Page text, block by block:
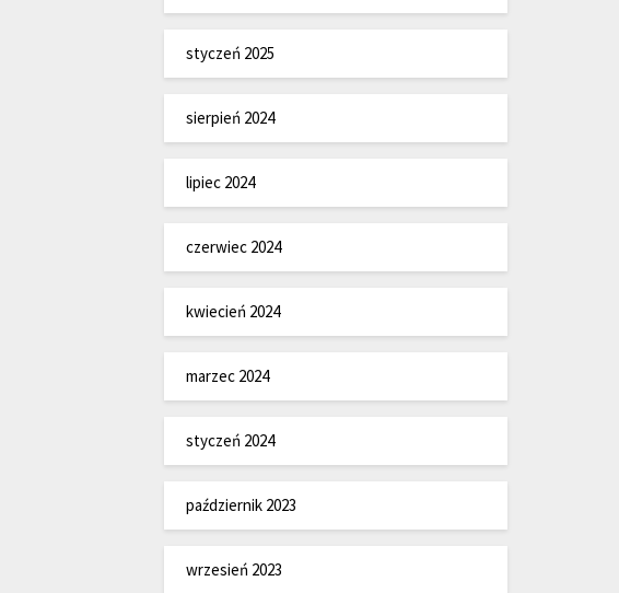
styczeń 2025
sierpień 2024
lipiec 2024
czerwiec 2024
kwiecień 2024
marzec 2024
styczeń 2024
październik 2023
wrzesień 2023